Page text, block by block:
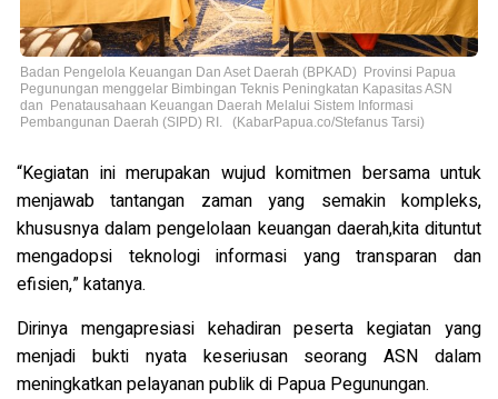
Badan Pengelola Keuangan Dan Aset Daerah (BPKAD) Provinsi Papua
Pegunungan menggelar Bimbingan Teknis Peningkatan Kapasitas ASN
dan Penatausahaan Keuangan Daerah Melalui Sistem Informasi
Pembangunan Daerah (SIPD) RI. (KabarPapua.co/Stefanus Tarsi)
“Kegiatan ini merupakan wujud komitmen bersama untuk
menjawab tantangan zaman yang semakin kompleks,
khususnya dalam pengelolaan keuangan daerah,kita dituntut
mengadopsi teknologi informasi yang transparan dan
efisien,” katanya.
Dirinya mengapresiasi kehadiran peserta kegiatan yang
menjadi bukti nyata keseriusan seorang ASN dalam
meningkatkan pelayanan publik di Papua Pegunungan.